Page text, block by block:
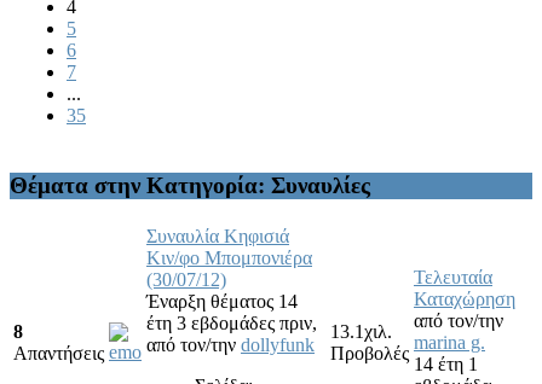
4
5
6
7
...
35
Θέματα στην Κατηγορία: Συναυλίες
8
Απαντήσεις
Συναυλία Κηφισιά
Κιν/φο Μπομπονιέρα
(30/07/12)
Έναρξη θέματος 14
έτη 3 εβδομάδες πριν,
από τον/την dollyfunk
13.1χιλ.
Προβολές
Τελευταία
Καταχώρηση
από τον/την
marina g.
14 έτη 1